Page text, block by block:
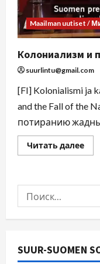
Maailman uutiset /
Колониализм и
suurlintu@gmail.com
[FI] Kolonialismi ja
and the Fall of the
потиранию
Читать далее
SUUR-SUOMEN